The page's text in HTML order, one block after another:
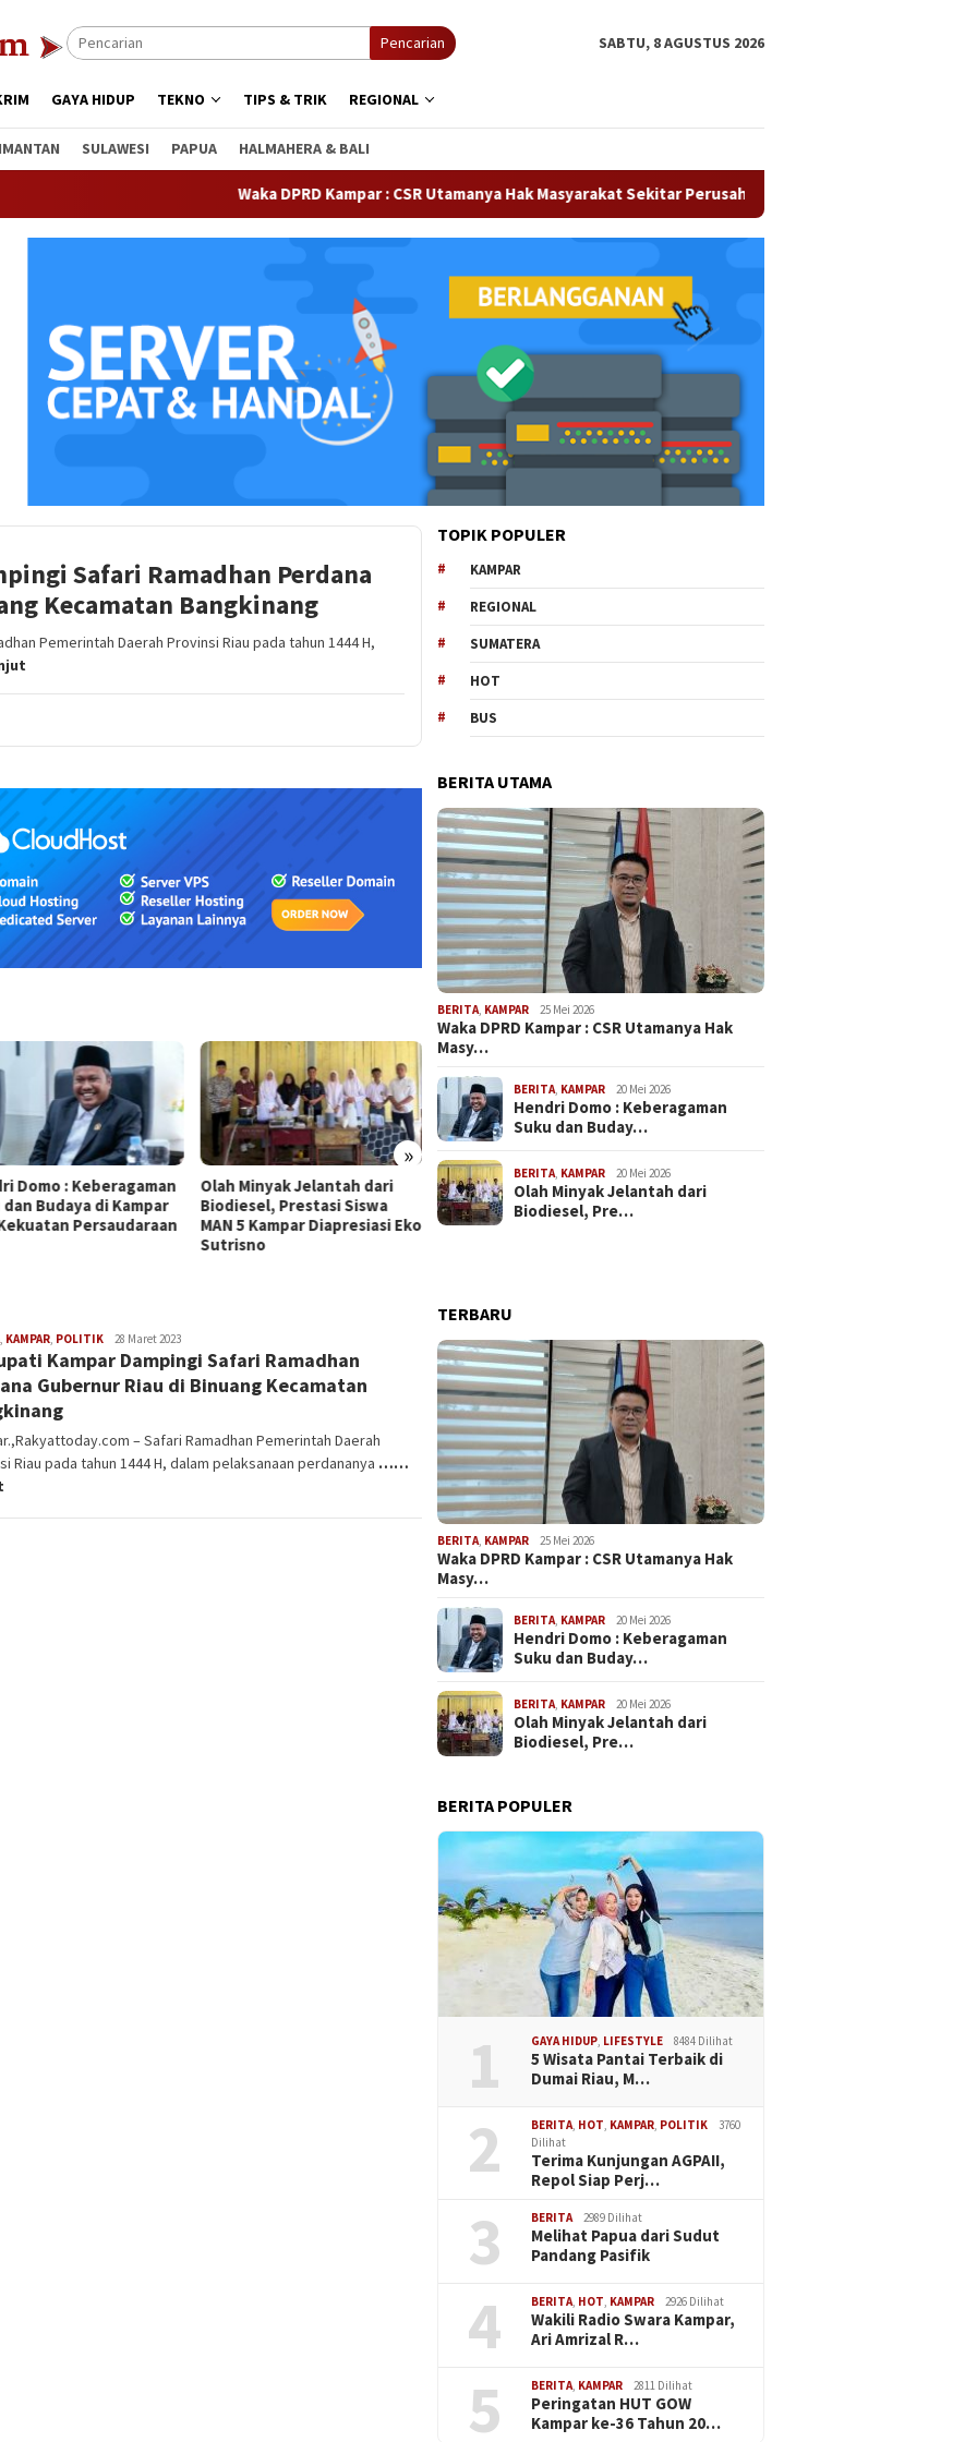
Pencarian SABTU, 8 AGUSTUS 2026
GAYA HIDUP TEKNO TIPS & TRIK REGIONAL
SULAWESI PAPUA HALMAHERA & BALI
Waka DPRD Kampar : CSR Utamanya Hak Masyarakat Sekitar Perusahaan
Safari Ramadhan Perdana
Kecamatan Bangkinang
Pemerintah Daerah Provinsi Riau pada tahun 1444 H,
»
Minyak Jelantah dari
Prestasi Siswa
Kampar Diapresiasi Eko
Komisi II DPRD Kampar
Dorong SEB Antar
Kementerian
Ketua Komisi IV Minta
Perusahaan Berbenah
Terkait Limbah
Ketua Komisi II Tony Hidayat
, KAMPAR, POLITIK Aldi
Irpan
28 Maret 2023
Kampar Dampingi Safari Ramadhan
Gubernur Riau di Binuang Kecamatan
– Safari Ramadhan Pemerintah Daerah
Riau pada tahun 1444 H, dalam pelaksanaan perdananya ……
TOPIK POPULER
KAMPAR
REGIONAL
SUMATERA
HOT
BUS
BERITA UTAMA
BERITA KAMPAR 25 Mei 2026
Waka DPRD Kampar : CSR Utamanya Hak
Masy…
BERITA KAMPAR 20 Mei 2026
Hendri Domo : Keberagaman
Suku dan Buday…
BERITA KAMPAR 20 Mei 2026
Olah Minyak Jelantah dari
Biodiesel, Pre…
TERBARU
BERITA, KAMPAR 25 Mei 2026
Waka DPRD Kampar : CSR Utamanya Hak
Masy…
BERITA, KAMPAR 20 Mei 2026
Hendri Domo : Keberagaman
Suku dan Buday…
BERITA, KAMPAR 20 Mei 2026
Olah Minyak Jelantah dari
Biodiesel, Pre…
BERITA POPULER
1 GAYA HIDUP, LIFESTYLE 8484 Dilihat
5 Wisata Pantai Terbaik di
Dumai Riau, M…
2 BERITA, HOT, KAMPAR, POLITIK
3760
Dilihat
Terima Kunjungan AGPAII,
Repol Siap Perj…
3 BERITA 2989 Dilihat
Melihat Papua dari Sudut
Pandang Pasifik
4 BERITA, HOT, KAMPAR 2926 Dilihat
Wakili Radio Swara Kampar,
Ari Amrizal R…
5 BERITA, KAMPAR 2811 Dilihat
Peringatan HUT GOW
Kampar ke-36 Tahun 20…